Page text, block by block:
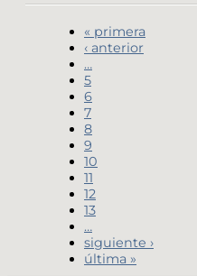
« primera
‹ anterior
…
5
6
7
8
9
10
11
12
13
…
siguiente ›
última »